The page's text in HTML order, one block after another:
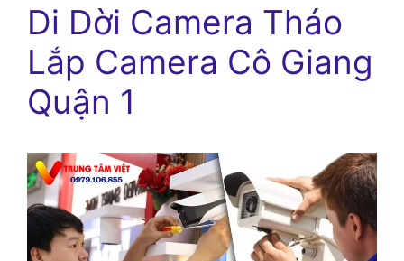
Di Dời Camera Tháo
Lắp Camera Cô Giang
Quận 1